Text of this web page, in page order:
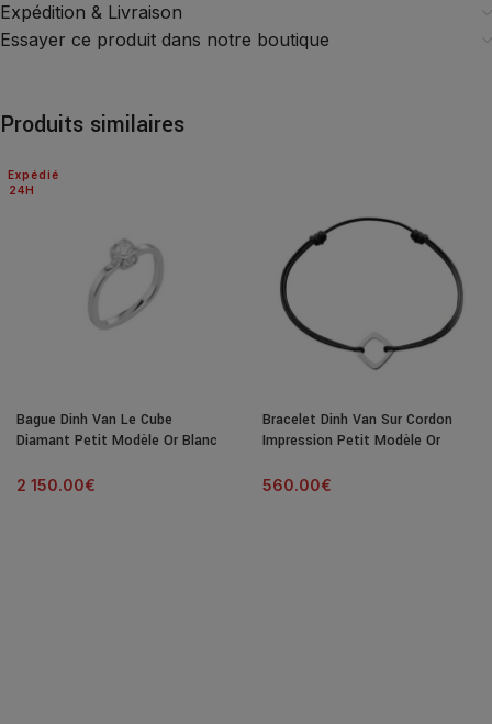
Expédition & Livraison
Essayer ce produit dans notre boutique
Produits similaires
24H
Expédié
Bague Dinh Van Le Cube
Diamant Petit Modèle Or Blanc
2 150.00€
Bracelet Dinh Van Sur Cordon
Impression Petit Modèle Or
560.00€